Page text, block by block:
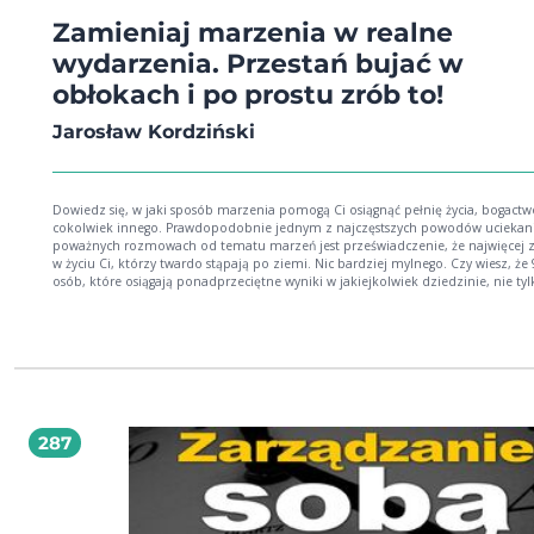
Zamieniaj marzenia w realne
wydarzenia. Przestań bujać w
obłokach i po prostu zrób to!
Jarosław Kordziński
Dowiedz się, w jaki sposób marzenia pomogą Ci osiągnąć pełnię życia,
cokolwiek innego. Prawdopodobnie jednym z najczęstszych powodów uciekania w
poważnych rozmowach od tematu marzeń jest przeświadczenie, że najwięcej
w życiu Ci, którzy twardo stąpają po ziemi. Nic bardziej mylnego. Czy wiesz, że 95%
osób, które osiągają ponadprzeciętne wyniki w jakiejkolwiek dziedzinie, nie
mówią o samych pieniądzach. Zaczynają zawsze od opowiadania o wizji, która
książki, która: pokazuje, jak pielęgnować marzenia i wykorzystywać w 100% ich
potencjał; pokazuje, jak przekuwać marzenia w realne plany i cele do zrealizowania;
uczy, jak unikać zabójców marzeń; i wreszcie odpowiada na pytanie: czy jakość
moich marzeń ma wpływ na sytuację życiową, w której w tym momencie
Kiedy zaczynałem swoją drogę jako dorosły człowiek, myślałem, że do końca
będę uczył w małej wiejskiej szkole, by z czasem, być może, zostać jej
287